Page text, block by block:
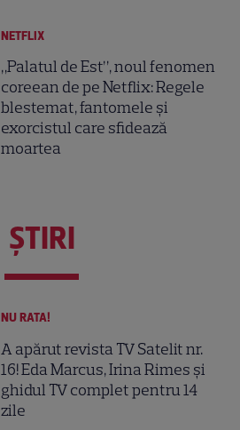
NETFLIX
„Palatul de Est”, noul fenomen
coreean de pe Netflix: Regele
blestemat, fantomele și
exorcistul care sfidează
moartea
ŞTIRI
NU RATA!
A apărut revista TV Satelit nr.
16! Eda Marcus, Irina Rimes și
ghidul TV complet pentru 14
zile